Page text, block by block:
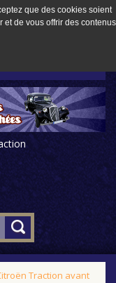
que des cookies soient
et de vous offrir des contenus
Traction avant